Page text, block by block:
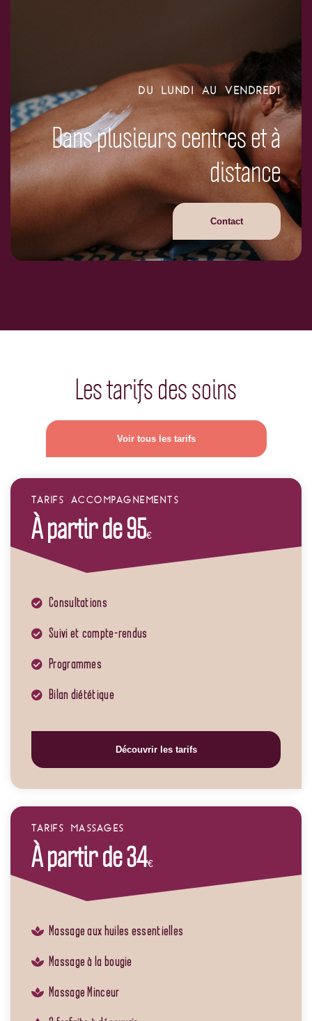
DU LUNDI AU VENDREDI
Dans plusieurs centres et à
distance
Contact
TARIFS MASSAGES
À partir de 34€
Massage aux huiles essentielles
Massage à la bougie
Massage Minceur
TARIFS ACCOMPAGNEMENTS
À partir de 95€
Consultations
Suivi et compte-rendus
Programmes
Bilan diététique
Découvrir les tarifs
Les tarifs des soins
Voir tous les tarifs